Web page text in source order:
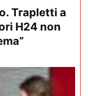
Trapletti a
H24 non